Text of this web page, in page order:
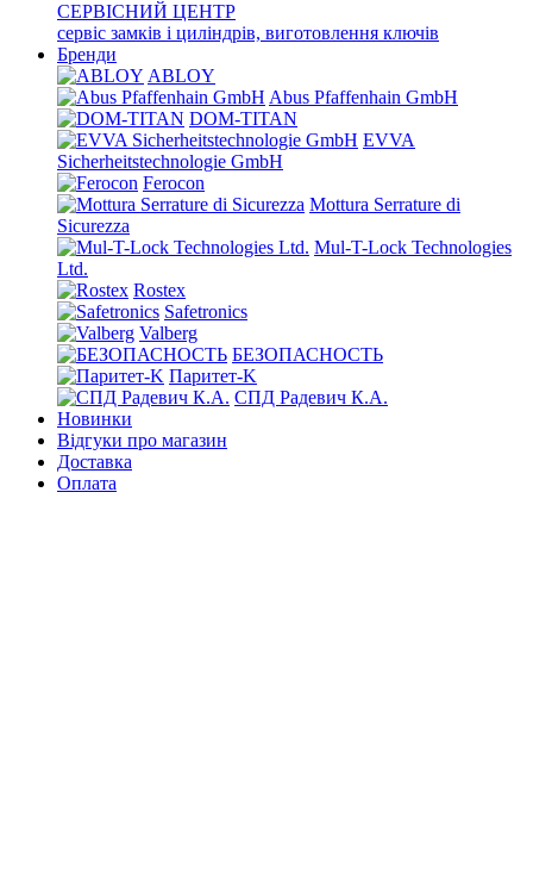
СЕРВІСНИЙ ЦЕНТР
сервіс замків і циліндрів, виготовлення ключів
Бренди
ABLOY
Abus Pfaffenhain GmbH
DOM-TITAN
EVVA
Sicherheitstechnologie GmbH
Ferocon
Mottura Serrature di
Sicurezza
Mul-T-Lock Technologies
Ltd.
Rostex
Safetronics
Valberg
БЕЗОПАСНОСТЬ
Паритет-K
СПД Радевич К.А.
Новинки
Відгуки про магазин
Доставка
Оплата